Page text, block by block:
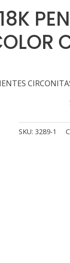
18K
SKU:3289-1